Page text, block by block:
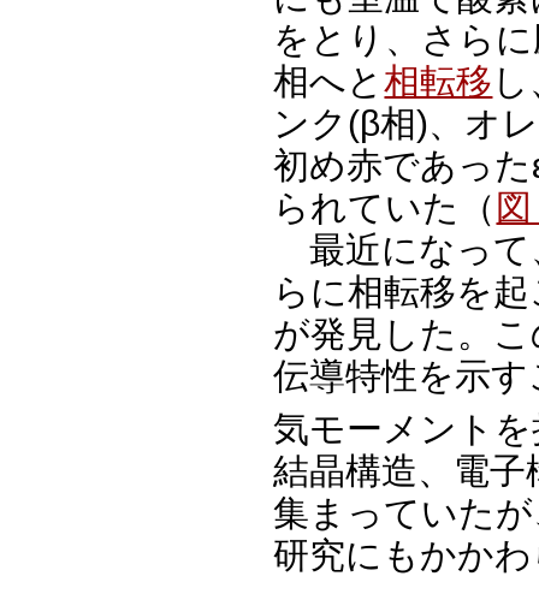
をとり、さら
相へと相転移
ンク(β相)、オ
初め赤であっ
られていた（
最近になって
らに相転移を
が発見した。
伝導特性を示
気モーメント
結晶構造、電
集まっていた
研究にもかか